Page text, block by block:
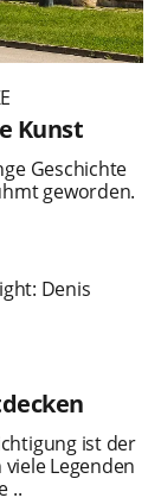
Kunst
Geschichte
geworden.
ist der
Legenden
..